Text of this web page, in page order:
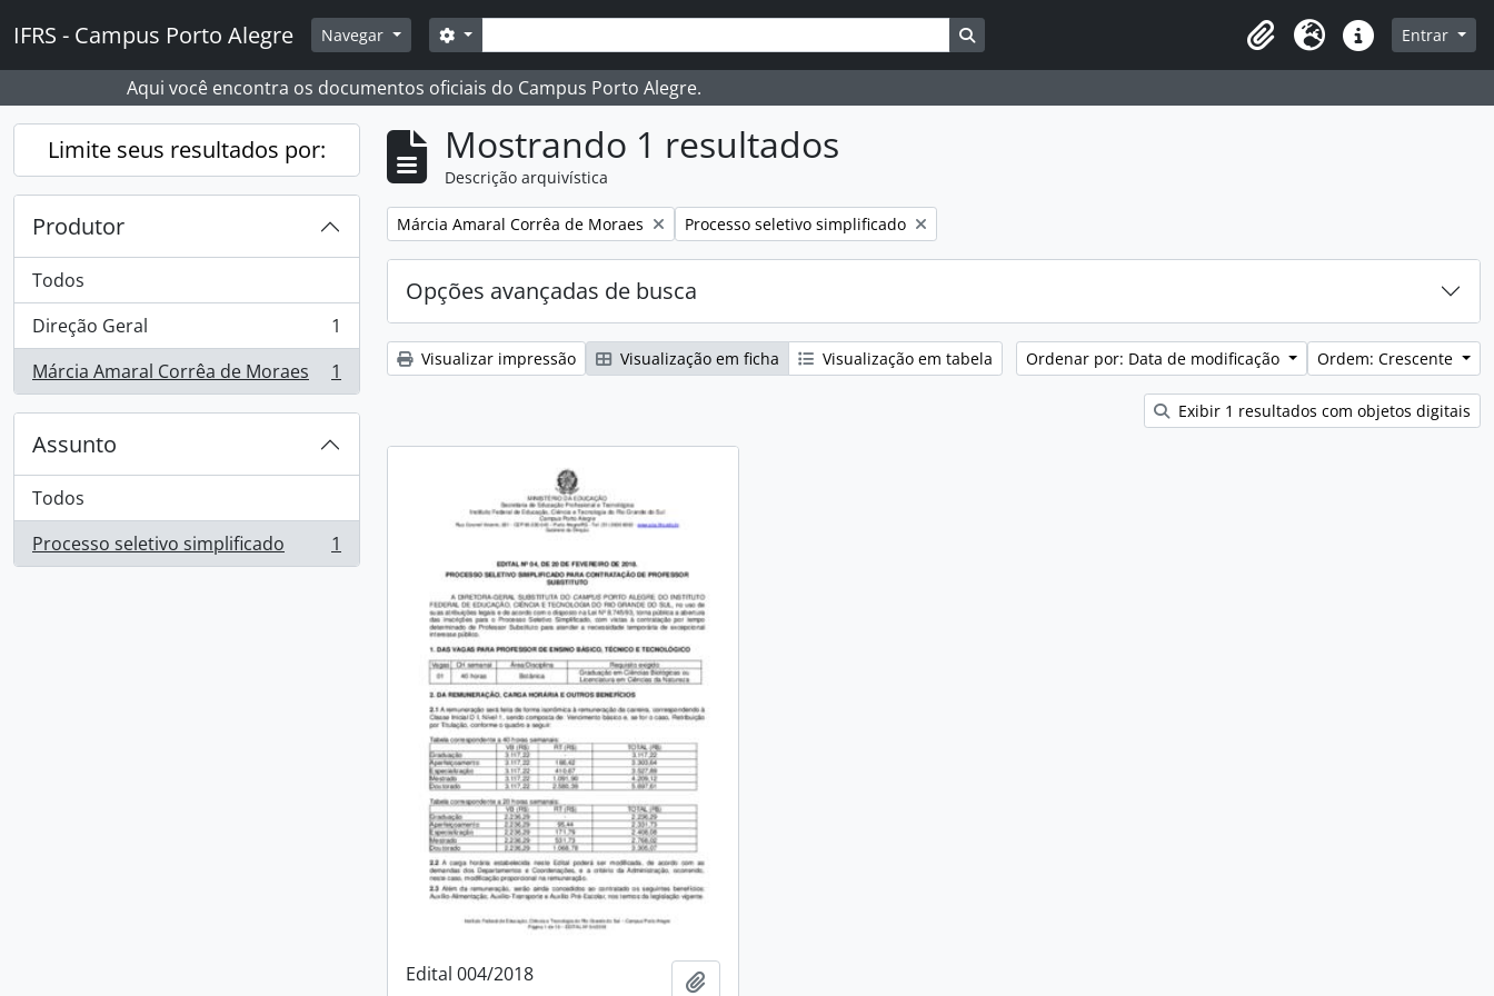
IFRS - Campus Porto Alegre Navegar Buscar
Opções de busca Busque na página de navegação
Idioma Atalhos Entrar
Aqui você encontra os documentos oficiais do Campus Porto Alegre.
Limite seus resultados por:
Produtor
Todos
Direção Geral
, 1 resultados
1
Márcia Amaral Corrêa de Moraes
, 1 resultados 1
Assunto
Todos
Processo seletivo simplificado
, 1 resultados 1
Mostrando 1 resultados
Descrição arquivística
Remover filtro:
Márcia Amaral Corrêa de Moraes Remover filtro:
Processo seletivo simplificado
Opções avançadas de busca
Visualizar impressão Visualização em ficha Visualização em tabela Ordenar por: Data de modificação Ordem: Crescente
Exibir 1 resultados com objetos digitais
Edital 004/2018